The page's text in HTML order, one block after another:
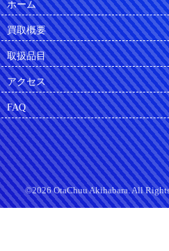
ホーム
買取概要
取扱品目
アクセス
FAQ
©2026 OtaChuu Akihabara. All